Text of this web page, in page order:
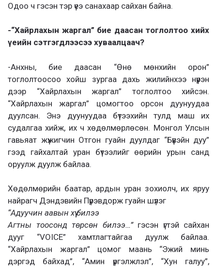
Одоо ч гэсэн тэр үеэ санахаар сайхан байна.
-“Хайрлахын жаргал” бие даасан тоглолтоо хийх
үеийн сэтгэгдлээсээ хуваалцаач?
-Анхны, бие даасан “Өнө мөнхийн орон”
тоглолтоосоо хойш зургаа дахь жилийнхээ нүүрэн
дээр “Хайрлахын жаргал” тоглолтоо хийсэн.
“Хайрлахын жаргал” цомогтоо орсон дуунуудаа
дуулсан. Энэ дуунуудаа бүтээхийн тулд маш их
судалгаа хийж, их ч хөдөлмөрлөсөн. Монгол Улсын
гавьяат жүжигчин Отгон гуайн дуулдаг “Бүүвэйн дуу”
гээд гайхалтай уран бүтээлийг өөрийн урын санд
оруулж дуулж байлаа.
Хөдөлмөрийн баатар, ардын уран зохиолч, их яруу
найрагч Дэндэвийн Пүрэвдорж гуайн шүлэг
“Адуучин аавын хүү билээ
Агтны тоосонд төрсөн билээ…”гэсэн үгтэй сайхан
дууг “VOICE” хамтлагтайгаа дуулж байлаа.
“Хайрлахын жаргал” цомог маань “Эжий минь
дэргэд байхад”, “Амин үргэлжлэл”, “Хун галуу”,